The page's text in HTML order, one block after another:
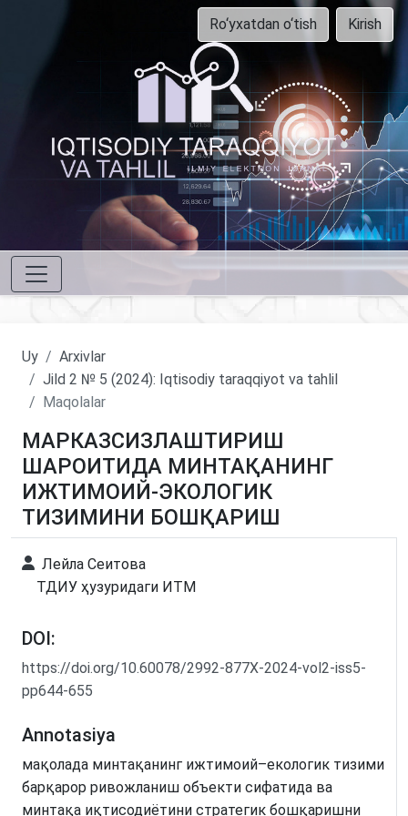
Ro‘yxatdan o‘tish Kirish
Uy
Arxivlar
Jild 2 № 5 (2024): Iqtisodiy taraqqiyot va tahlil
Maqolalar
МАРКАЗСИЗЛАШТИРИШ
ШАРОИТИДА МИНТАҚАНИНГ
ИЖТИМОИЙ-ЭКОЛОГИК
ТИЗИМИНИ БОШҚАРИШ
Лейла Сеитова
ТДИУ ҳузуридаги ИТМ
DOI:
https://doi.org/10.60078/2992-877X-2024-vol2-iss5-
pp644-655
Annotasiya
мақолада минтақанинг ижтимоий–екологик тизими
барқарор ривожланиш объекти сифатида ва
минтақа иқтисодиётини стратегик бошқаришни